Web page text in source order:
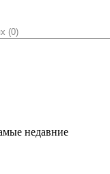
недавние